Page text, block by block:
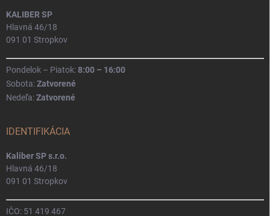
KALIBER SP
Hlavná 46/18
091 01 Stropkov
Pondelok – Piatok:8:00 – 16:00
Sobota:Zatvorené
Nedeľa:Zatvorené
IDENTIFIKÁCIA
Kaliber SP s.r.o.
Hlavná 46/18
091 01 Stropkov
IČO: 51 419 467